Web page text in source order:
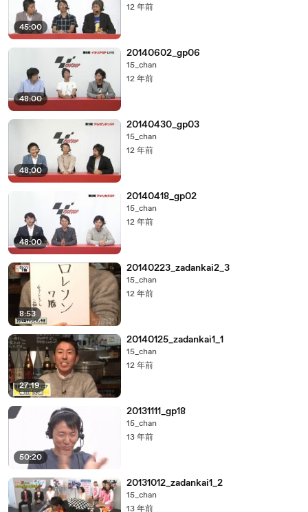
45:00
12 年前
48:00
20140602_gp06
15_chan
12 年前
48:00
20140430_gp03
15_chan
12 年前
48:00
20140418_gp02
15_chan
12 年前
8:53
20140223_zadankai2_3
15_chan
12 年前
27:19
20140125_zadankai1_1
15_chan
12 年前
50:20
20131111_gp18
15_chan
13 年前
20131012_zadankai1_2
15_chan
13 年前